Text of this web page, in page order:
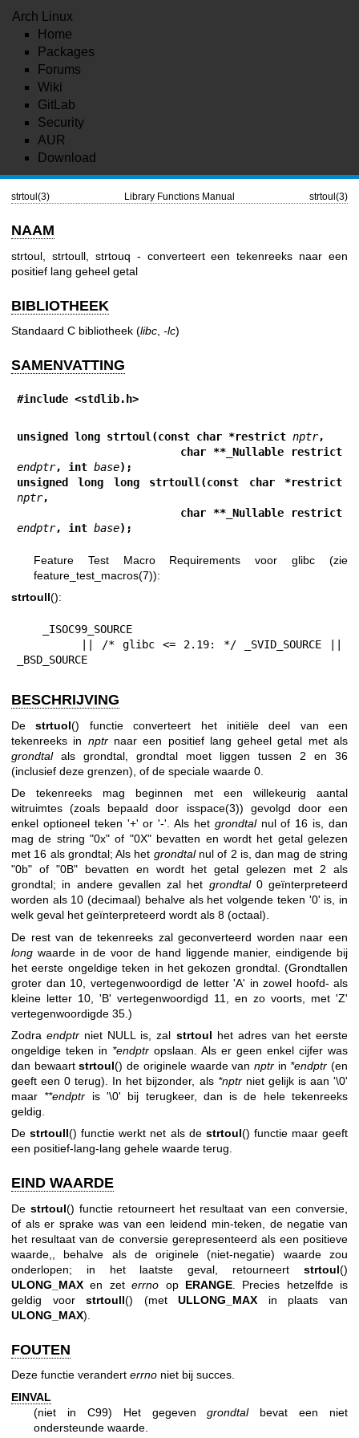
Arch Linux
Home
Packages
Forums
Wiki
GitLab
Security
AUR
Download
strtoul(3) Library Functions Manual strtoul(3)
NAAM
strtoul, strtoull, strtouq - converteert een tekenreeks naar een
positief lang geheel getal
BIBLIOTHEEK
Standaard C bibliotheek (libc -lc)
SAMENVATTING
#include <stdlib.h>
unsigned long strtoul(const char *restrict nptr,
endptr, int base);
nptr,
endptr, int base);
Feature Test Macro Requirements voor glibc (zie
feature_test_macros(7)):
strtoull():
_BSD_SOURCE
BESCHRIJVING
Destrtuol() functie converteert het initiële deel van een
tekenreeks in nptrnaar een positief lang geheel getal met als
grondtalals grondtal, grondtal moet liggen tussen 2 en 36
(inclusief deze grenzen), of de speciale waarde 0.
De tekenreeks mag beginnen met een willekeurig aantal
witruimtes (zoals bepaald door isspace(3)) gevolgd door een
enkel optioneel teken '+' or '-'. Als het grondtalnul of 16 is, dan
mag de string "0x" of "0X" bevatten en wordt het getal gelezen
met 16 als grondtal; Als het grondtalnul of 2 is, dan mag de string
"0b" of "0B" bevatten en wordt het getal gelezen met 2 als
grondtal; in andere gevallen zal het grondtal0 geïnterpreteerd
worden als 10 (decimaal) behalve als het volgende teken '0' is, in
welk geval het geïnterpreteerd wordt als 8 (octaal).
De rest van de tekenreeks zal geconverteerd worden naar een
long waarde in de voor de hand liggende manier, eindigende bij
het eerste ongeldige teken in het gekozen grondtal. (Grondtallen
groter dan 10, vertegenwoordigd de letter 'A' in zowel hoofd- als
kleine letter 10, 'B' vertegenwoordigd 11, en zo voorts, met 'Z'
vertegenwoordigde 35.)
Zodraendptr niet NULL is, zal strtoul het adres van het eerste
ongeldige teken in *endptr opslaan. Als er geen enkel cijfer was
dan bewaartstrtoul() de originele waarde van nptrin *endptr (en
geeft een 0 terug). In het bijzonder, als *nptrniet gelijk is aan '\0'
maar **endptr is '\0' bij terugkeer, dan is de hele tekenreeks
geldig.
Destrtoull() functie werkt net als de strtoul() functie maar geeft
een positief-lang-lang gehele waarde terug.
EIND WAARDE
De strtoul() functie retourneert het resultaat van een conversie,
of als er sprake was van een leidend min-teken, de negatie van
het resultaat van de conversie gerepresenteerd als een positieve
waarde,, behalve als de originele (niet-negatie) waarde zou
onderlopen; in het laatste geval, retourneert strtoul()
ULONG_MAX en zeterrno op ERANGE. Precies hetzelfde is
geldig voorstrtoull() (metULLONG_MAX in plaats van
ULONG_MAX).
FOUTEN
Deze functie verandert errno niet bij succes.
EINVAL
(niet in C99) Het gegevengrondtalbevat een niet
ondersteunde waarde.